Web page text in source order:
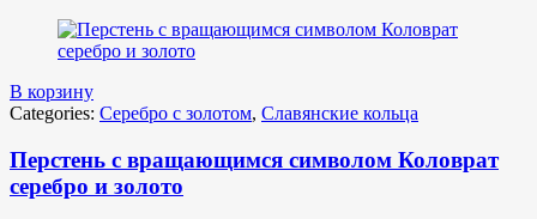
В корзину
Categories: Серебро с золотом, Славянские кольца
Перстень с вращающимся символом Коловрат
серебро и золото